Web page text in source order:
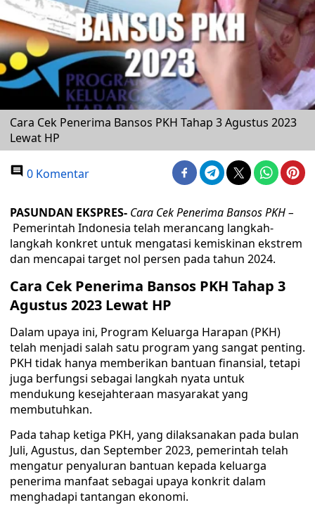
Cara Cek Penerima Bansos PKH Tahap 3 Agustus 2023
Lewat HP
0 Komentar
PASUNDAN EKSPRES- Cara Cek Penerima Bansos PKH –
Pemerintah Indonesia telah merancang langkah-
langkah konkret untuk mengatasi kemiskinan ekstrem
dan mencapai target nol persen pada tahun 2024.
Cara Cek Penerima Bansos PKH Tahap 3
Agustus 2023 Lewat HP
Dalam upaya ini, Program Keluarga Harapan (PKH)
telah menjadi salah satu program yang sangat penting.
PKH tidak hanya memberikan bantuan finansial, tetapi
juga berfungsi sebagai langkah nyata untuk
mendukung kesejahteraan masyarakat yang
membutuhkan.
Pada tahap ketiga PKH, yang dilaksanakan pada bulan
Juli, Agustus, dan September 2023, pemerintah telah
mengatur penyaluran bantuan kepada keluarga
penerima manfaat sebagai upaya konkrit dalam
menghadapi tantangan ekonomi.